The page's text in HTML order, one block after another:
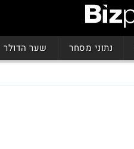
נתוני מסחר שער הדולר